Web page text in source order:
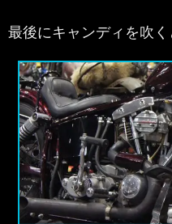
最後にキャンディを吹く